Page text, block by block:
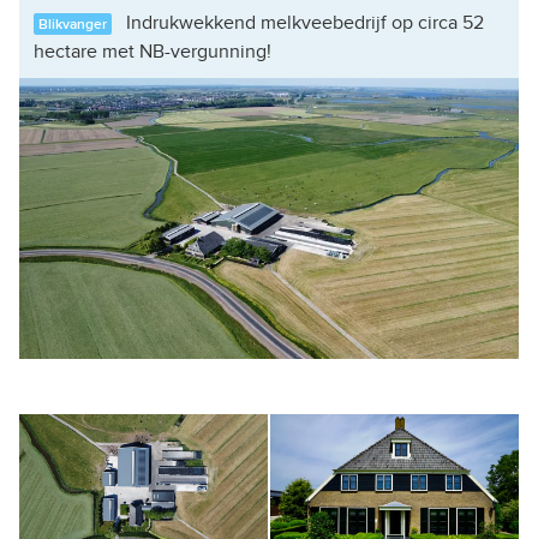
Blikvanger
Indrukwekkend melkveebedrijf op circa 52
hectare met NB-vergunning!